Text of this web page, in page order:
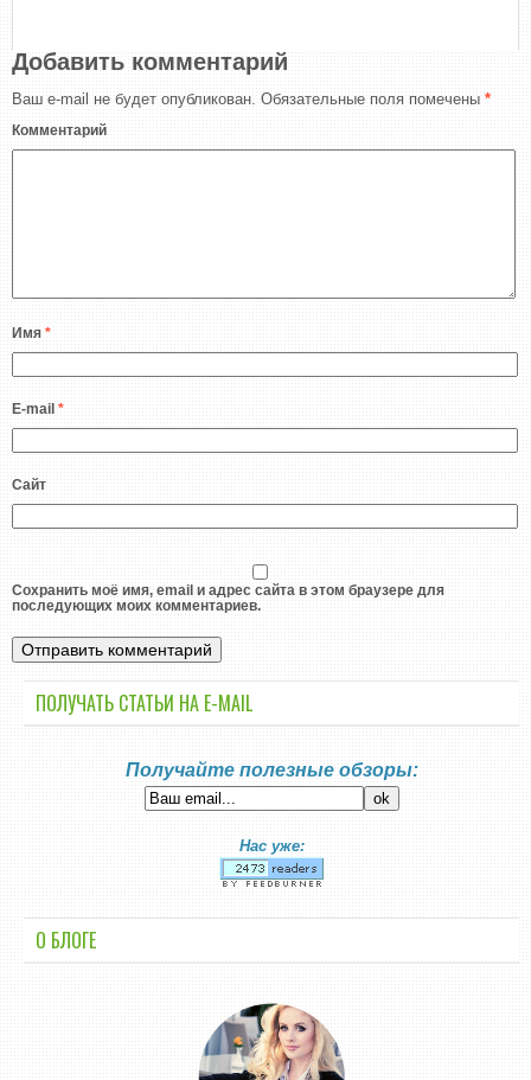
Добавить комментарий
Ваш e-mail не будет опубликован. Обязательные поля помечены *
Комментарий
Имя *
E-mail *
Сайт
Сохранить моё имя, email и адрес сайта в этом браузере для
последующих моих комментариев.
ПОЛУЧАТЬ СТАТЬИ НА E-MАIL
Получайте полезные обзоры:
Нас уже:
О БЛОГЕ